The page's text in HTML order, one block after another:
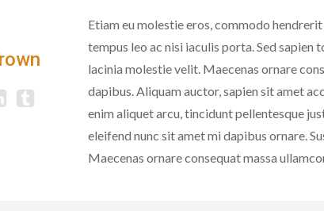
Etiam eu molestie eros, commodo
tempus leo ac nisi iaculis porta. Sed sapien
lacinia molestie velit. Maecenas ornare
dapibus. Aliquam auctor, sapien sit amet
enim aliquet arcu, tincidunt pellentesque
eleifend nunc sit amet mi dapibus ornare.
Maecenas ornare consequat massa